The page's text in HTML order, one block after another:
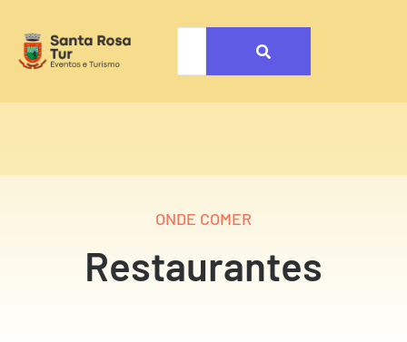
ONDE COMER
Restaurantes